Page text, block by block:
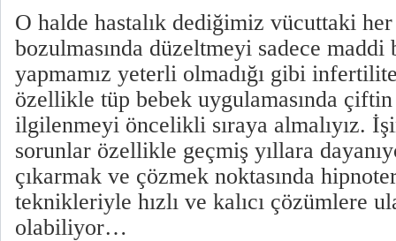
O halde hastalık dediğimiz vücuttaki
bozulmasında düzeltmeyi sadece maddi
yapmamız yeterli olmadığı gibi
özellikle tüp bebek uygulamasında
ilgilenmeyi öncelikli sıraya almalıyız.
sorunlar özellikle geçmiş yıllara
çıkarmak ve çözmek noktasında
teknikleriyle hızlı ve kalıcı çözümlere
olabiliyor…